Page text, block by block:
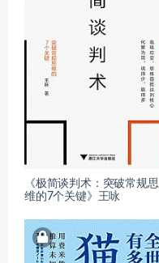
《极简谈判术：突破常规思
维的7个关键》王咏